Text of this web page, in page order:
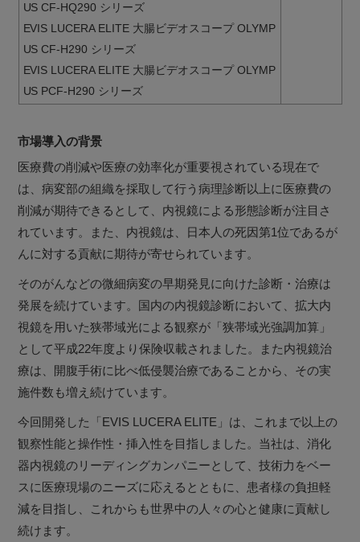
US CF-HQ290 シリーズ
EVIS LUCERA ELITE 大腸ビデオスコープ OLYMP
US CF-H290 シリーズ
EVIS LUCERA ELITE 大腸ビデオスコープ OLYMP
US PCF-H290 シリーズ
市場導入の背景
医療費の削減や医療の効率化が重要視されている現在で
は、病変部の組織を採取して行う病理診断以上に医療費の
削減が期待できるとして、内視鏡による形態診断が注目さ
れています。また、内視鏡は、日本人の死因第1位であるが
んに対する貢献に期待が寄せられています。
そのがんなどの微細病変の早期発見に向けた診断・治療は
発展を続けています。国内の内視鏡診断において、拡大内
視鏡を用いた狭帯域光による観察が「狭帯域光強調加算」
として平成22年度より保険収載されました。また内視鏡治
療は、開腹手術に比べ低侵襲治療であることから、その実
施件数も増え続けています。
今回開発した「EVIS LUCERA ELITE」は、これまで以上の
観察性能と操作性・挿入性を目指しました。当社は、消化
器内視鏡のリーディングカンパニーとして、技術力をベー
スに医療現場のニーズに応えるとともに、患者様の負担軽
減を目指し、これからも世界中の人々の心と健康に貢献し
続けます。